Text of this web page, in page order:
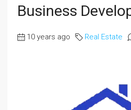
Business
10 years ago Real Estate